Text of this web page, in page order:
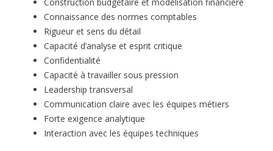
Connaissance des normes comptables
Rigueur et sens du détail
Capacité d’analyse et esprit critique
Confidentialité
Capacité à travailler sous pression
Leadership transversal
Communication claire avec les équipes métiers
Forte exigence analytique
Interaction avec les équipes techniques